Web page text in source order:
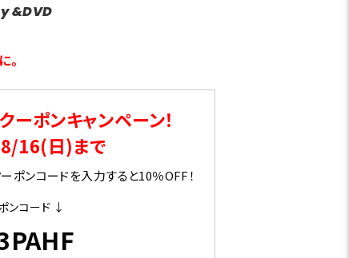
&DVD
。
ポンキャンペーン！
16(日)まで
ポンコードを入力すると10％OFF！
ンコード ↓